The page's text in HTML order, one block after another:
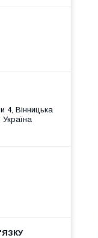
4, Вінницька
Україна